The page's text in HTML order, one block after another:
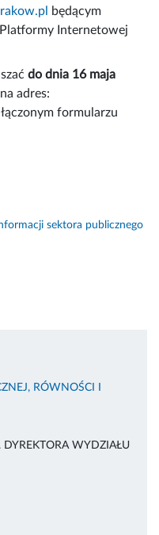
będącym
Internetowej
do dnia 16 maja
adres:
formularzu
sektora publicznego
RÓWNOŚCI I
DYREKTORA WYDZIAŁU